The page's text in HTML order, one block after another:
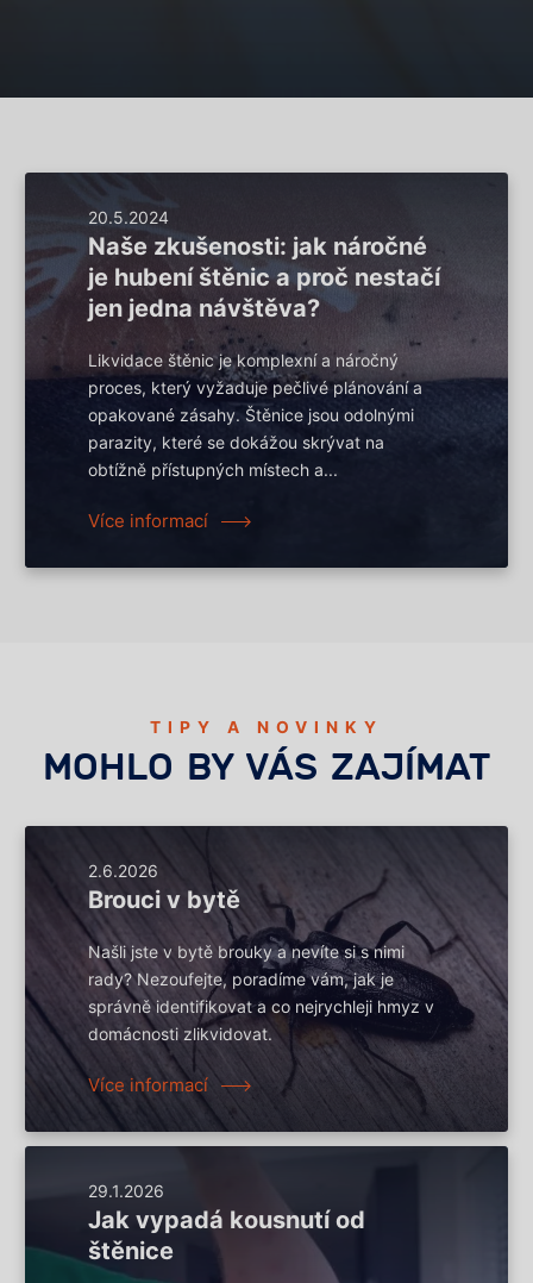
20.5.2024
Naše zkušenosti: jak náročné
je hubení štěnic a proč nestačí
jen jedna návštěva?
Likvidace štěnic je komplexní a náročný
proces, který vyžaduje pečlivé plánování a
opakované zásahy. Štěnice jsou odolnými
parazity, které se dokážou skrývat na
obtížně přístupných místech a...
Více informací
TIPY A NOVINKY
MOHLO BY VÁS ZAJÍMAT
2.6.2026
Brouci v bytě
Našli jste v bytě brouky a nevíte si s nimi
rady? Nezoufejte, poradíme vám, jak je
správně identifikovat a co nejrychleji hmyz v
domácnosti zlikvidovat.
Více informací
29.1.2026
Jak vypadá kousnutí od
štěnice